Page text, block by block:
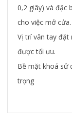
0,2 giây) và đặc
cho việc mở cửa.
Vị trí vân tay đặt
được tối ưu.
Bề mặt khoá sử
trọng